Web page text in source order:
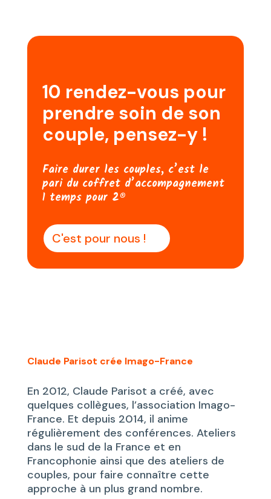
10 rendez-vous pour
prendre soin de son
couple, pensez-y !
Faire durer les couples, c’est le
pari du coffret d’accompagnement
1 temps pour 2®
C'est pour nous !
Claude Parisot crée Imago-France
En 2012, Claude Parisot a créé, avec
quelques collègues, l’association Imago-
France. Et depuis 2014, il anime
régulièrement des conférences. Ateliers
dans le sud de la France et en
Francophonie ainsi que des ateliers de
couples, pour faire connaître cette
approche à un plus grand nombre.